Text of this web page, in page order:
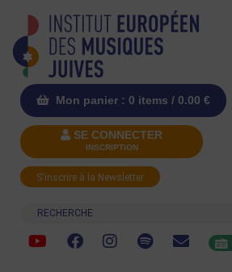
Mon panier : 0 items / 0.00 €
SE CONNECTER
INSCRIPTION
S'inscrire à la Newsletter
Recherche